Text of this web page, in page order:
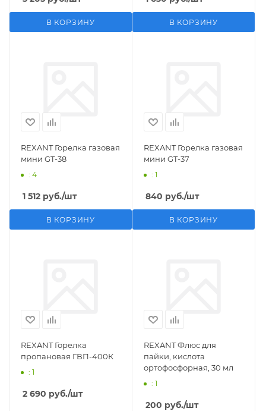
В КОРЗИНУ В КОРЗИНУ
REXANT Горелка газовая
мини GT-38
: 4
1 512 руб./шт
В КОРЗИНУ
REXANT Горелка газовая
мини GT-37
: 1
840 руб./шт
В КОРЗИНУ
REXANT Горелка
пропановая ГВП-400К
: 1
2 690 руб./шт
REXANT Флюс для
пайки, кислота
ортофосфорная, 30 мл
: 1
200 руб./шт